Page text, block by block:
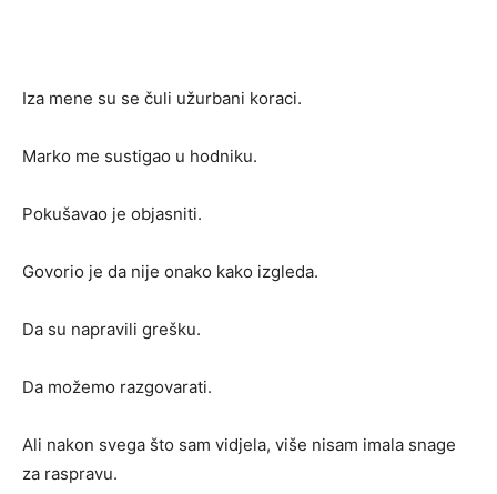
Iza mene su se čuli užurbani koraci.
Marko me sustigao u hodniku.
Pokušavao je objasniti.
Govorio je da nije onako kako izgleda.
Da su napravili grešku.
Da možemo razgovarati.
Ali nakon svega što sam vidjela, više nisam imala snage
za raspravu.